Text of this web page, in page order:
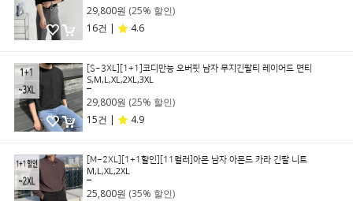
29,800원 (25% 할인)
16건 |
4.6
[S~3XL][1+1]코디만능 오버핏 남자 무지긴팔티 레이어드 면티
S,M,L,XL,2XL,3XL
29,800원 (25% 할인)
15건 |
4.9
[M~2XL][1+1할인][11컬러]아몬 남자 아몬드 카라 긴팔 니트
M,L,XL,2XL
25,800원 (35% 할인)